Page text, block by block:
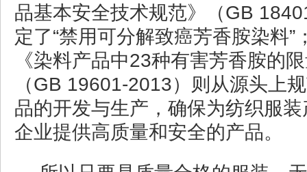
品基本安全技术规范》（GB
定了“禁用可分解致癌芳香胺染料”
《染料产品中23种有害芳香胺的
（GB 19601-2013）则从源头上
品的开发与生产，确保为纺织服
企业提供高质量和安全的产品。